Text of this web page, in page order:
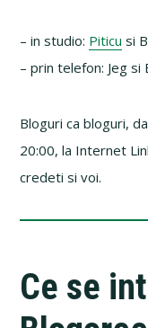
– in studio: Piticu si
– prin telefon: Jeg si
Bloguri ca bloguri,
20:00, la Internet
credeti si voi.
Ce se